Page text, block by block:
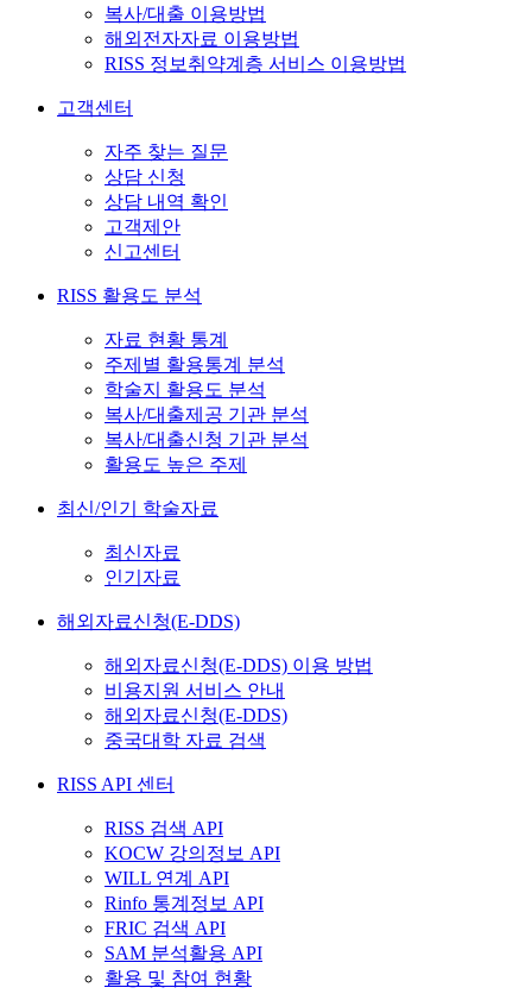
복사/대출 이용방법
해외전자자료 이용방법
RISS 정보취약계층 서비스 이용방법
고객센터
자주 찾는 질문
상담 신청
상담 내역 확인
고객제안
신고센터
RISS 활용도 분석
자료 현황 통계
주제별 활용통계 분석
학술지 활용도 분석
복사/대출제공 기관 분석
복사/대출신청 기관 분석
활용도 높은 주제
최신/인기 학술자료
최신자료
인기자료
해외자료신청(E-DDS)
해외자료신청(E-DDS) 이용 방법
비용지원 서비스 안내
해외자료신청(E-DDS)
중국대학 자료 검색
RISS API 센터
RISS 검색 API
KOCW 강의정보 API
WILL 연계 API
Rinfo 통계정보 API
FRIC 검색 API
SAM 분석활용 API
활용 및 참여 현황